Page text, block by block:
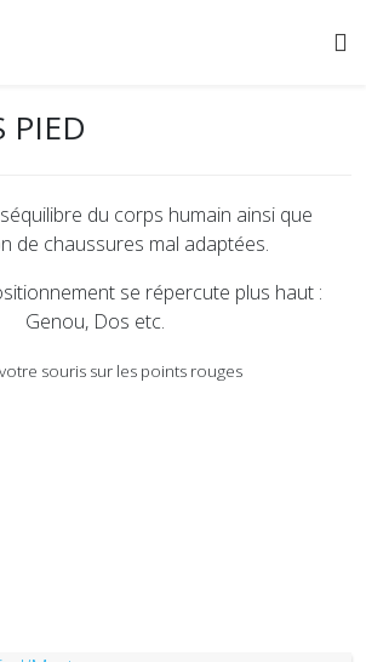
PIED
du corps humain ainsi que
de chaussures mal adaptées.
se répercute plus haut :
Genou, Dos etc.
souris sur les points rouges